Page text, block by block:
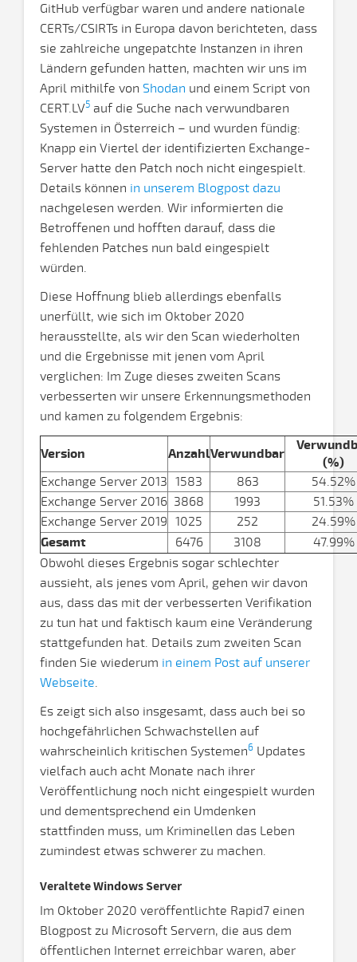
GitHub verfügbar waren und andere nationale
CERTs/CSIRTs in Europa davon berichteten, dass
sie zahlreiche ungepatchte Instanzen in ihren
Ländern gefunden hatten, machten wir uns im
April mithilfe von Shodan und einem Script von
CERT.LV5 auf die Suche nach verwundbaren
Systemen in Österreich – und wurden fündig:
Knapp ein Viertel der identifizierten Exchange-
Server hatte den Patch noch nicht eingespielt.
Details können in unserem Blogpost dazu
nachgelesen werden. Wir informierten die
Betroffenen und hofften darauf, dass die
fehlenden Patches nun bald eingespielt
würden.
Diese Hoffnung blieb allerdings ebenfalls
unerfüllt, wie sich im Oktober 2020
herausstellte, als wir den Scan wiederholten
und die Ergebnisse mit jenen vom April
verglichen: Im Zuge dieses zweiten Scans
verbesserten wir unsere Erkennungsmethoden
und kamen zu folgendem Ergebnis:
Version AnzahlVerwundbar
(%)
Exchange Server 2013 1583 863
54.52%
Exchange Server 2016 3868 1993
51.53%
Exchange Server 2019 1025 252
24.59%
Gesamt
6476 3108
47.99%
Obwohl dieses Ergebnis sogar schlechter
aussieht, als jenes vom April, gehen wir davon
aus, dass das mit der verbesserten Verifikation
zu tun hat und faktisch kaum eine Veränderung
stattgefunden hat. Details zum zweiten Scan
finden Sie wiederum in einem Post auf unserer
Webseite.
Es zeigt sich also insgesamt, dass auch bei so
hochgefährlichen Schwachstellen auf
wahrscheinlich kritischen Systemen6 Updates
vielfach auch acht Monate nach ihrer
Veröffentlichung noch nicht eingespielt wurden
und dementsprechend ein Umdenken
stattfinden muss, um Kriminellen das Leben
zumindest etwas schwerer zu machen.
Veraltete Windows Server
Im Oktober 2020 veröffentlichte Rapid7 einen
Blogpost zu Microsoft Servern, die aus dem
öffentlichen Internet erreichbar waren, aber